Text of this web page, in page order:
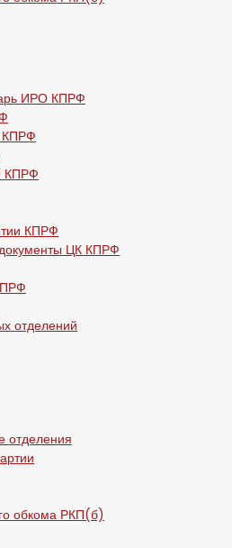
ИРО КПРФ
КПРФ
КПРФ
КПРФ
ЦК КПРФ
отделений
отделения
обкома РКП(б)